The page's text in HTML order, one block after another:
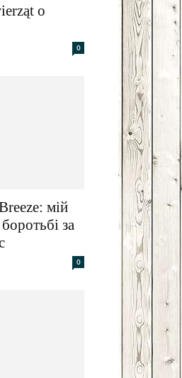
o
0
мій
за
0